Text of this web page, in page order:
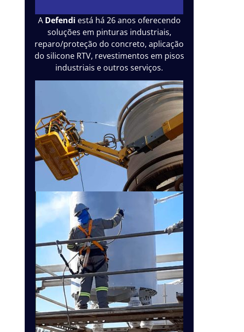
A Defendi está há 26 anos oferecendo
soluções em pinturas industriais,
reparo/proteção do concreto, aplicação
do silicone RTV, revestimentos em pisos
industriais e outros serviços.